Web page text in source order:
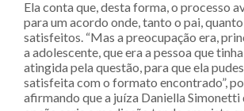
Ela conta que, desta forma, o processo
para um acordo onde, tanto o pai,
satisfeitos. “Mas a preocupação era,
a adolescente, que era a pessoa que
atingida pela questão, para que ela
satisfeita com o formato encontrado”,
afirmando que a juíza Daniella Simonetti